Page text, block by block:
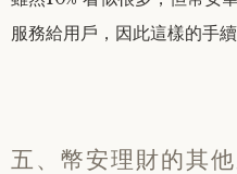
服務給用戶，因此這樣的手
五、幣安理財的其